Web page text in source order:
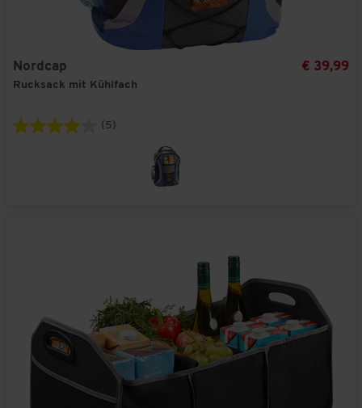
Nordcap
Rucksack mit Kühlfach
€ 39,99
(5)